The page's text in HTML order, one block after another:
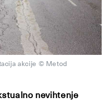
akcije © Metod
nevihtenje